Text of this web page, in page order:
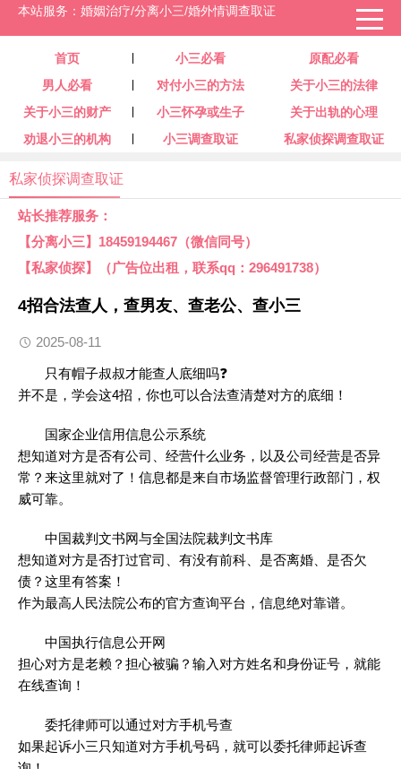
首页 小三必看
原配必看
男人必看
对付小三的方法
关于小三的法律
关于小三的财产
小三怀孕或生子
关于出轨的心理
劝退小三的机构
小三调查取证 私家侦探调查取证
本站服务：婚姻治疗/分离小三/婚外情调查取证
私家侦探调查取证
站长推荐服务：
【分离小三】18459194467（微信同号）
【私家侦探】（广告位出租，联系qq：296491738）
4招合法查人，查男友、查老公、查小三
2025-08-11
只有帽子叔叔才能查人底细吗❓
并不是，学会这4招，你也可以合法查清楚对方的底细！
国家企业信用信息公示系统
想知道对方是否有公司、经营什么业务，以及公司经营是否异
常？来这里就对了！信息都是来自市场监督管理行政部门，权
威可靠。
中国裁判文书网与全国法院裁判文书库
想知道对方是否打过官司、有没有前科、是否离婚、是否欠
债？这里有答案！
作为最高人民法院公布的官方查询平台，信息绝对靠谱。
中国执行信息公开网
担心对方是老赖？担心被骗？输入对方姓名和身份证号，就能
在线查询！
委托律师可以通过对方手机号查
如果起诉小三只知道对方手机号码，就可以委托律师起诉查